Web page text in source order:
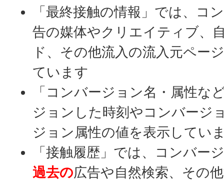
「最終接触の情報」では、コ
告の媒体やクリエイティブ、
ド、その他流入の流入元ペー
ています
「コンバージョン名・属性な
ジョンした時刻やコンバージ
ジョン属性の値を表示してい
「接触履歴」では、コンバー
過去の広告や自然検索、その